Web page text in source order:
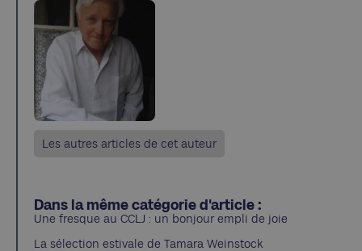
Les autres articles de cet auteur
Dans la même catégorie d'article :
Une fresque au CCLJ : un bonjour empli de joie
La sélection estivale de Tamara Weinstock